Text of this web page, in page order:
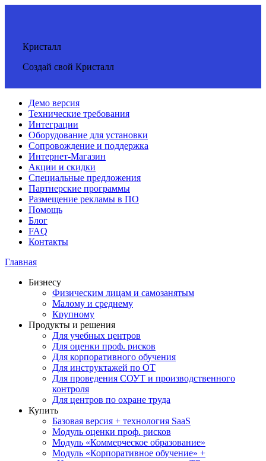
Кристалл
Создай свой Кристалл
Демо версия
Технические требования
Интеграции
Оборудование для установки
Сопровождение и поддержка
Интернет-Магазин
Акции и скидки
Специальные предложения
Партнерские программы
Размещение рекламы в ПО
Помощь
Блог
FAQ
Контакты
Главная
Бизнесу
Физическим лицам и самозанятым
Малому и среднему
Крупному
Продукты и решения
Для учебных центров
Для оценки проф. рисков
Для корпоративного обучения
Для инструктажей по ОТ
Для проведения СОУТ и производственного
контроля
Для центров по охране труда
Купить
Базовая версия + технология SaaS
Модуль оценки проф. рисков
Модуль «Коммерческое образование»
Модуль «Корпоративное обучение» +